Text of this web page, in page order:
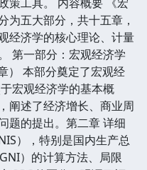
为五大部分，共十五章，
经济学的核心理论、计量
第一部分：宏观经济学
） 本部分奠定了宏观经
宏观经济学的基本概
阐述了经济增长、商业周
题的提出。第二章 详细
），特别是国内生产总
）的计算方法、局限